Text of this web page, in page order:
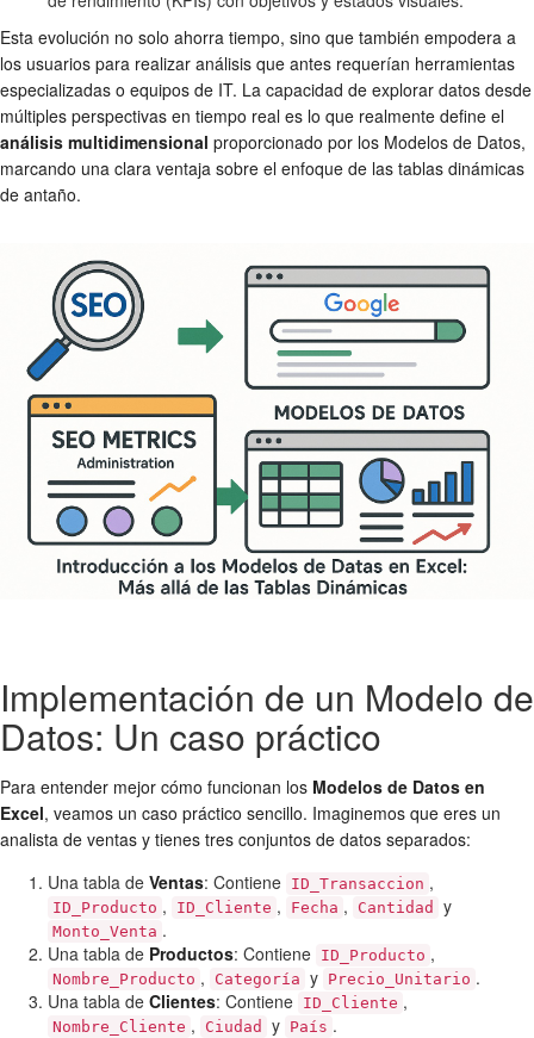
Esta evolución no solo ahorra tiempo, sino que también empodera a
los usuarios para realizar análisis que antes requerían herramientas
especializadas o equipos de IT. La capacidad de explorar datos desde
múltiples perspectivas en tiempo real es lo que realmente define el
análisis multidimensional proporcionado por los Modelos de Datos,
marcando una clara ventaja sobre el enfoque de las tablas dinámicas
de antaño.
Implementación de un Modelo de
Datos: Un caso práctico
Para entender mejor cómo funcionan los Modelos de Datos en
Excel, veamos un caso práctico sencillo. Imaginemos que eres un
analista de ventas y tienes tres conjuntos de datos separados:
Una tabla de Ventas: Contiene ID_Transaccion ,
ID_Producto , ID_Cliente , Fecha , Cantidad y
Monto_Venta .
Una tabla de Productos: Contiene ID_Producto ,
Nombre_Producto , Categoría y Precio_Unitario .
Una tabla de Clientes: Contiene ID_Cliente ,
Nombre_Cliente , Ciudad y País .